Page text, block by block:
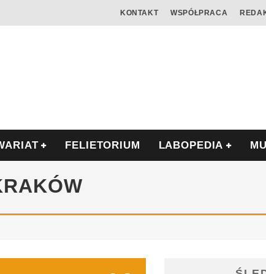
KONTAKT WSPÓŁPRACA
FELIETORIUM LABOPEDIA